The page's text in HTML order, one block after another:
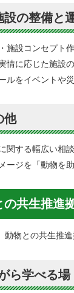
設の整備と
施設コンセプト
情に応じた施設
ルをイベントや
他
関する幅広い相
ージを「動物を
共生推進
動物との共生推
ら学べる場